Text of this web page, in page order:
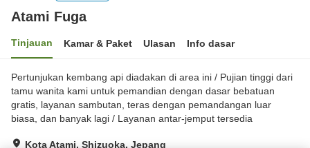
Atami Fuga
Tinjauan Kamar & Paket Ulasan Info dasar
Pertunjukan kembang api diadakan di area ini / Pujian tinggi dari
tamu wanita kami untuk pemandian dengan dasar bebatuan
gratis, layanan sambutan, teras dengan pemandangan luar
biasa, dan banyak lagi / Layanan antar-jemput tersedia
Kota Atami, Shizuoka, Jepang